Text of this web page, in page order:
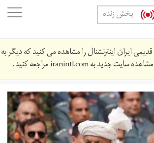
پخش زنده
ایران اینترنشنال را مشاهده می کنید که دیگر به
سایت جدید بهiranintl.comمراجعه کنید.